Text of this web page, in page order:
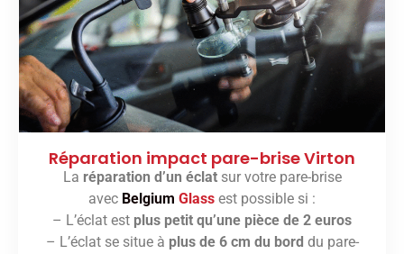
Réparation impact pare-brise Virton
La réparation d’un éclatsur votre pare-brise
avec Belgium Glass est possible si :
– L’éclat est plus petit qu’une pièce de 2 euros
– L’éclat se situe à plus de 6 cm du bord du pare-